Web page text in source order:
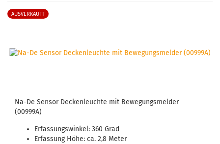
AUSVERKAUFT
Na-De Sensor Deckenleuchte mit Bewegungsmelder
(00999A)
Erfassungswinkel: 360 Grad
Erfassung Höhe: ca. 2,8 Meter